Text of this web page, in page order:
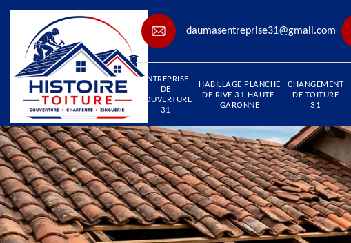
daumasentreprise31@gmail.com
ENTREPRISE
DE
COUVERTURE
31
HABILLAGE PLANCHE
DE RIVE 31 HAUTE-
GARONNE
CHANGEMENT
DE TOITURE
31